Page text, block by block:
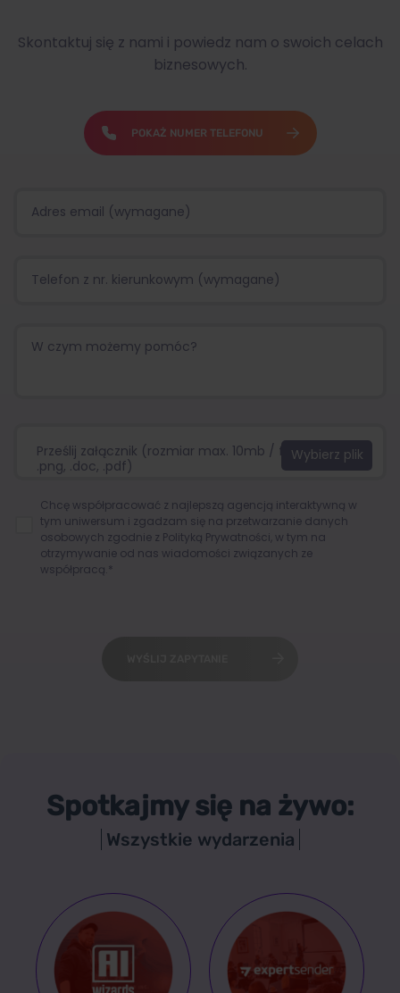
Skontaktuj się z nami i powiedz nam o swoich celach
biznesowych.
POKAŻ NUMER TELEFONU
Prześlij załącznik (rozmiar max. 10mb / format:.jpg,
.png, .doc, .pdf)
Chcę współpracować z najlepszą agencją interaktywną w
tym uniwersum i zgadzam się na przetwarzanie danych
osobowych zgodnie z Polityką Prywatności , w tym na
otrzymywanie od nas wiadomości związanych ze
współpracą.*
Spotkajmy się na żywo:
Wszystkie wydarzenia